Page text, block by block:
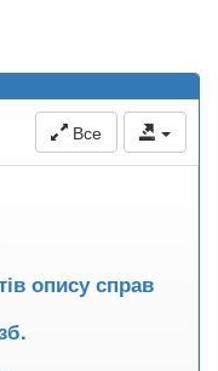
Все
опису справ